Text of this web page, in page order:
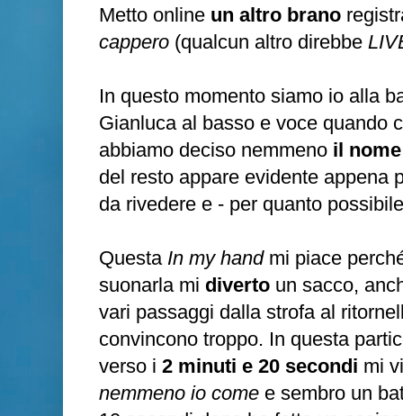
Metto online un altro brano
cappero (qualcun altro direbbe
In questo momento siamo io alla
Gianluca al basso e voce quando
abbiamo deciso nemmeno il nome
del resto appare evidente appena
da rivedere e - per quanto
Questa In my handmi piace
suonarla mi diverto un sacco,
vari passaggi dalla strofa al
convincono troppo. In questa
verso i 2 minuti e 20 secondi mi
nemmeno io come e sembro un